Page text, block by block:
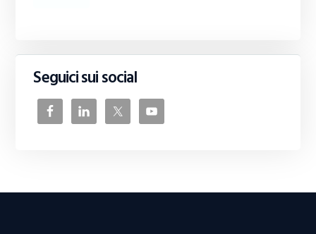
Seguici sui social